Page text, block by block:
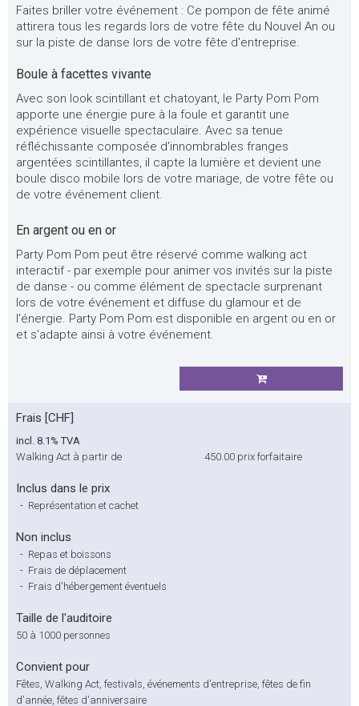
Faites briller votre événement : Ce pompon de fête animé
attirera tous les regards lors de votre fête du Nouvel An ou
sur la piste de danse lors de votre fête d'entreprise.
Boule à facettes vivante
Avec son look scintillant et chatoyant, le Party Pom Pom
apporte une énergie pure à la foule et garantit une
expérience visuelle spectaculaire. Avec sa tenue
réfléchissante composée d'innombrables franges
argentées scintillantes, il capte la lumière et devient une
boule disco mobile lors de votre mariage, de votre fête ou
de votre événement client.
En argent ou en or
Party Pom Pom peut être réservé comme walking act
interactif - par exemple pour animer vos invités sur la piste
de danse - ou comme élément de spectacle surprenant
lors de votre événement et diffuse du glamour et de
l'énergie. Party Pom Pom est disponible en argent ou en or
et s'adapte ainsi à votre événement.
Frais [CHF]
incl. 8.1% TVA
Walking Act à partir de
450.00 prix forfaitaire
Inclus dans le prix
- Représentation et cachet
Non inclus
- Repas et boissons
- Frais de déplacement
- Frais d'hébergement éventuels
Taille de l'auditoire
50 à 1000 personnes
Convient pour
Fêtes, Walking Act, festivals, événements d'entreprise, fêtes de fin
d'année, fêtes d'anniversaire